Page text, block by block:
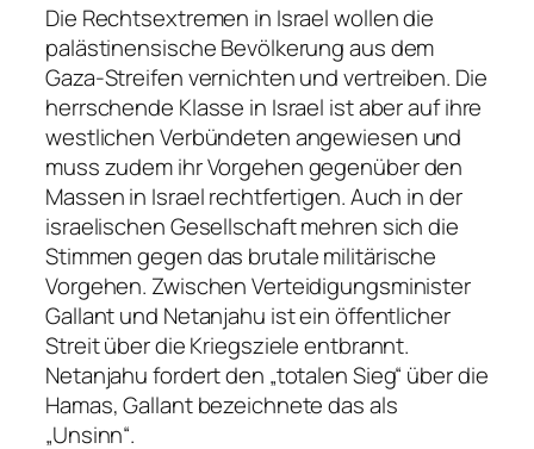
Die Rechtsextremen in Israel wollen die
palästinensische Bevölkerung aus dem
Gaza-Streifen vernichten und vertreiben. Die
herrschende Klasse in Israel ist aber auf ihre
westlichen Verbündeten angewiesen und
muss zudem ihr Vorgehen gegenüber den
Massen in Israel rechtfertigen. Auch in der
israelischen Gesellschaft mehren sich die
Stimmen gegen das brutale militärische
Vorgehen. Zwischen Verteidigungsminister
Gallant und Netanjahu ist ein öffentlicher
Streit über die Kriegsziele entbrannt.
Netanjahu fordert den „totalen Sieg“ über die
Hamas, Gallant bezeichnete das als
„Unsinn“.